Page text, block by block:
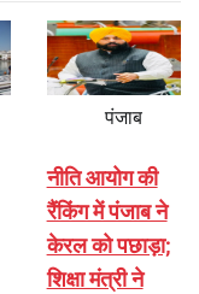
पंजाब
नीति आयोग की
रैंकिंग में पंजाब ने
केरल को पछाड़ा;
शिक्षा मंत्री ने